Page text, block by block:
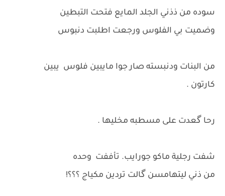
سوده من ذذني الجلد المايع فتحت التبطين
وضميت بي الفلوس ورجعت اطلبت دنبوس
من البنات ودنبسته صار جوا مايبين فلوس يبين
كارتون .
رحا گعدت على مسطبه مخليها .
شفت رجلية ماكو جورايب. تأففت وحده
من ذني ليتهامسن گالت تردين مكياج ؟؟؟!